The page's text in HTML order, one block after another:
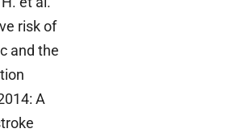
risk of
and the
A